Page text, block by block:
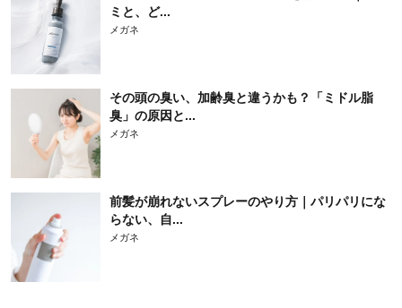
ミと、ど...
メガネ
その頭の臭い、加齢臭と違うかも？「ミドル脂
臭」の原因と...
メガネ
前髪が崩れないスプレーのやり方｜パリパリにな
らない、自...
メガネ